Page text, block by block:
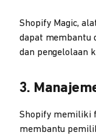
Shopify Magic,
dapat membantu
dan pengelolaan
3.
Shopify memiliki
membantu